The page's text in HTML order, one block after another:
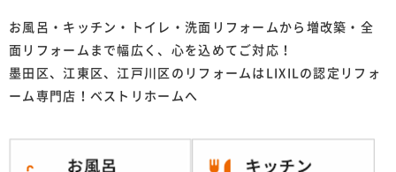
お風呂・キッチン・トイレ・洗面リフォームから増改築・全
面リフォームまで幅広く、心を込めてご対応！
墨田区、江東区、江戸川区のリフォームはLIXILの認定リフォ
ーム専門店！ベストリホームへ